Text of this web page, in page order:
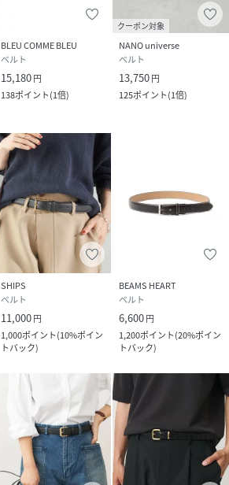
WESTENDBELT-BLK-28 QP2130
BLEU COMME BLEU
ベルト
15,180円
138ポイント(1倍)
クーポン対象
NANO universe
ベルト
13,750円
125ポイント(1倍)
SHIPS
ベルト
11,000円
1,000ポイント(10%ポイン
トバック)
BEAMS HEART
ベルト
6,600円
1,200ポイント(20%ポイン
トバック)